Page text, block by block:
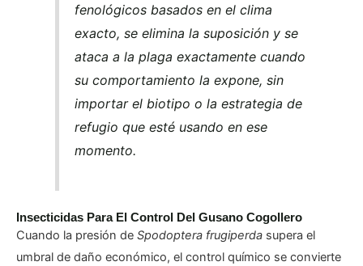
fenológicos basados en el clima
exacto, se elimina la suposición y se
ataca a la plaga exactamente cuando
su comportamiento la expone, sin
importar el biotipo o la estrategia de
refugio que esté usando en ese
momento.
Insecticidas Para El Control Del Gusano Cogollero
Cuando la presión de Spodoptera frugiperda supera el
umbral de daño económico, el control químico se convierte